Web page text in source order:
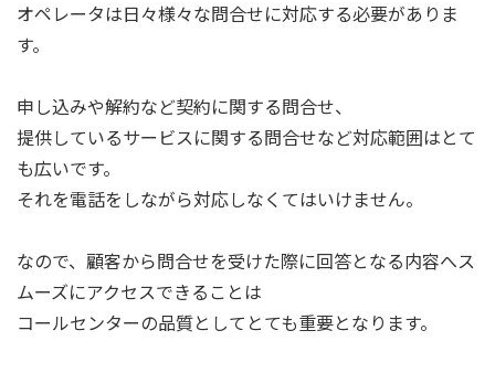
オペレータは日々様々な問合せに対応する必要がありま
す。
申し込みや解約など契約に関する問合せ、
提供しているサービスに関する問合せなど対応範囲はとて
も広いです。
それを電話をしながら対応しなくてはいけません。
なので、顧客から問合せを受けた際に回答となる内容へス
ムーズにアクセスできることは
コールセンターの品質としてとても重要となります。